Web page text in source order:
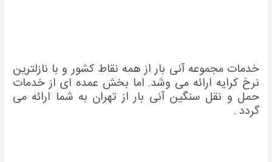
خدمات مجموعه آنی بار از همه نقاط کشور و با نازلترین
نرخ کرایه ارائه می وشد. اما بخش عمده ای از خدمات
حمل و نقل سنگین آنی بار از تهران به شما ارائه می
گردد .